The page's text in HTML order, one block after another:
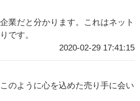
業だと分かります。これはネット
です。
2020-02-29 17:41:15
のように心を込めた売り手に会い